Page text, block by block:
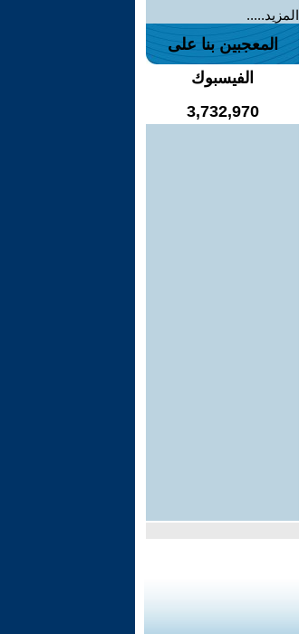
المزيد.....
المعجبين بنا على
الفيسبوك
3,732,970